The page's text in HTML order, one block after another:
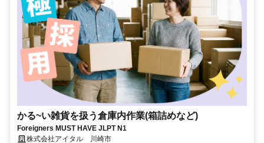
かる~い雑貨を扱う倉庫内作業(箱詰めなど)
Foreigners MUST HAVE JLPT N1
株式会社アイタル 川崎市